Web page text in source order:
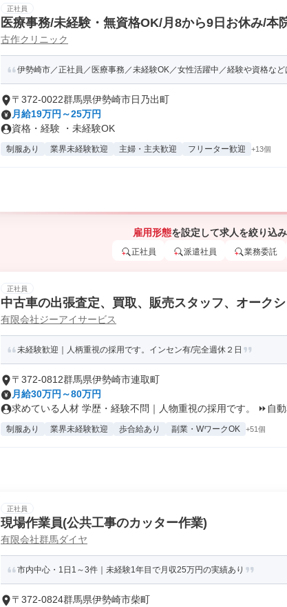
正社員
医療事務/未経験・無資格OK/月8から9日お休み/本
古作クリニック
伊勢崎市／正社員／医療事務／未経験OK／女性活躍中／経験や資格など
〒372-0022群馬県伊勢崎市日乃出町
月給19万円～25万円
資格・経験 ・未経験OK
制服あり 業界未経験歓迎 主婦・主夫歓迎 フリーター歓迎 +13個
雇用形態を設定して求人を絞り込
正社員 派遣社員 業務委託
正社員
中古車の出張査定、買取、販売スタッフ、オーク
有限会社ジーアイサービス
未経験歓迎｜人柄重視の採用です。インセン有/完全週休２日
〒372-0812群馬県伊勢崎市連取町
月給30万円～80万円
求めている人材 学歴・経験不問｜人物重視の採用です。 ⏩自動
制服あり 業界未経験歓迎 歩合給あり 副業・WワークOK +51個
正社員
現場作業員(公共工事のカッター作業)
有限会社群馬ダイヤ
市内中心・1日1～3件｜未経験1年目で月収25万円の実績あり
〒372-0824群馬県伊勢崎市柴町